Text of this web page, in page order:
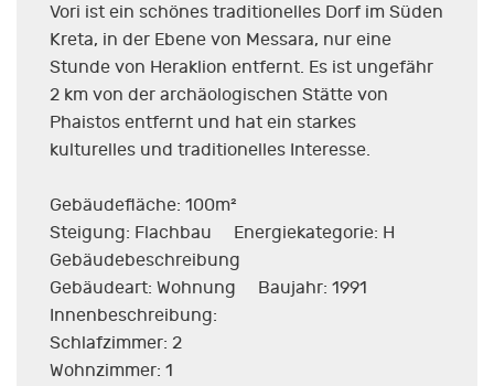
Vori ist ein schönes traditionelles Dorf im Süden
Kreta, in der Ebene von Messara, nur eine
Stunde von Heraklion entfernt. Es ist ungefähr
2 km von der archäologischen Stätte von
Phaistos entfernt und hat ein starkes
kulturelles und traditionelles Interesse.
Gebäudefläche: 100m²
Steigung: Flachbau Energiekategorie: H
Gebäudebeschreibung
Gebäudeart: Wohnung Baujahr: 1991
Innenbeschreibung:
Schlafzimmer: 2
Wohnzimmer: 1